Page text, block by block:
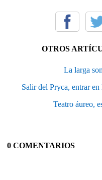
OTROS
La larga
Salir del Pryca, entrar
Teatro áureo,
0 COMENTARIOS